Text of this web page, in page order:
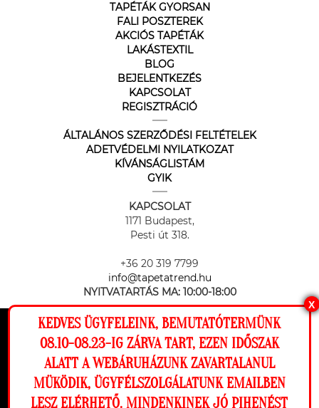
Ez a weboldal cookie-kat használ, hogy a
lehető legjobb élményt nyújtsa honlapunkon.
Beállítások
TAPÉTÁK GYORSAN
FALI POSZTEREK
AKCIÓS TAPÉTÁK
LAKÁSTEXTIL
BLOG
BEJELENTKEZÉS
KAPCSOLAT
REGISZTRÁCIÓ
ÁLTALÁNOS SZERZŐDÉSI FELTÉTELEK
ADETVÉDELMI NYILATKOZAT
KÍVÁNSÁGLISTÁM
GYIK
KAPCSOLAT
1171 Budapest,
Pesti út 318.
+36 20 319 7799
info@tapetatrend.hu
NYITVATARTÁS MA: 10:00-18:00
Az online fizetést a Barion Payment Zrt. biztosítja, MNB engedély
száma: H-EN-I-1064/2013
X
KEDVES ÜGYFELEINK, BEMUTATÓTERMÜNK
08.10-08.23-IG ZÁRVA TART, EZEN IDŐSZAK
ALATT A WEBÁRUHÁZUNK ZAVARTALANUL
MÜKÖDIK, ÜGYFÉLSZOLGÁLATUNK EMAILBEN
LESZ ELÉRHETŐ. MINDENKINEK JÓ PIHENÉST